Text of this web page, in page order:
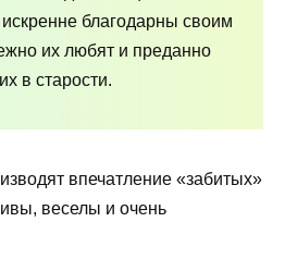
благодарны своим
их любят и преданно
в старости.
впечатление «забитых»
веселы и очень